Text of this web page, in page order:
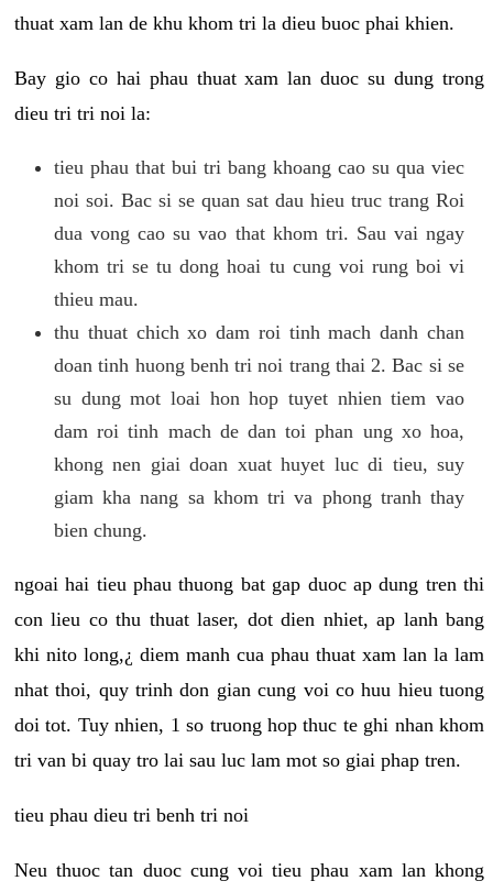
thuat xam lan de khu khom tri la dieu buoc phai khien.
Bay gio co hai phau thuat xam lan duoc su dung trong
dieu tri tri noi la:
tieu phau that bui tri bang khoang cao su qua viec
noi soi. Bac si se quan sat dau hieu truc trang Roi
dua vong cao su vao that khom tri. Sau vai ngay
khom tri se tu dong hoai tu cung voi rung boi vi
thieu mau.
thu thuat chich xo dam roi tinh mach danh chan
doan tinh huong benh tri noi trang thai 2. Bac si se
su dung mot loai hon hop tuyet nhien tiem vao
dam roi tinh mach de dan toi phan ung xo hoa,
khong nen giai doan xuat huyet luc di tieu, suy
giam kha nang sa khom tri va phong tranh thay
bien chung.
ngoai hai tieu phau thuong bat gap duoc ap dung tren thi
con lieu co thu thuat laser, dot dien nhiet, ap lanh bang
khi nito long,¿ diem manh cua phau thuat xam lan la lam
nhat thoi, quy trinh don gian cung voi co huu hieu tuong
doi tot. Tuy nhien, 1 so truong hop thuc te ghi nhan khom
tri van bi quay tro lai sau luc lam mot so giai phap tren.
tieu phau dieu tri benh tri noi
Neu thuoc tan duoc cung voi tieu phau xam lan khong